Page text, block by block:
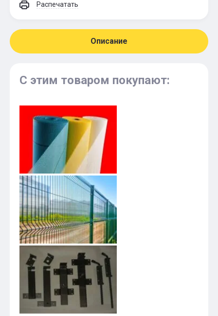
Распечатать
Описание
С этим товаром покупают: